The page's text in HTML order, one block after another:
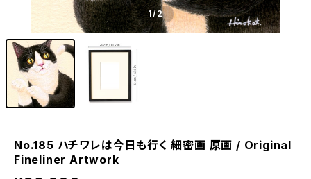
1/2
No.185 ハチワレは今日も行く 細密画 原画 / Original
Fineliner Artwork